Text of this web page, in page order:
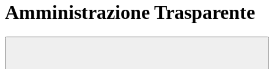
Amministrazione Trasparente